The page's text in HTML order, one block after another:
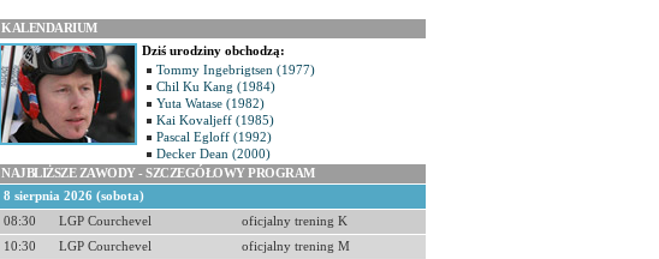
KALENDARIUM
Dziś urodziny obchodzą:
Tommy Ingebrigtsen (1977)
Chil Ku Kang (1984)
Yuta Watase (1982)
Kai Kovaljeff (1985)
Pascal Egloff (1992)
Decker Dean (2000)
NAJBLIŻSZE ZAWODY - SZCZEGÓŁOWY PROGRAM
8 sierpnia 2026 (sobota)
08:30
LGP Courchevel
oficjalny trening K
10:30
LGP Courchevel
oficjalny trening M